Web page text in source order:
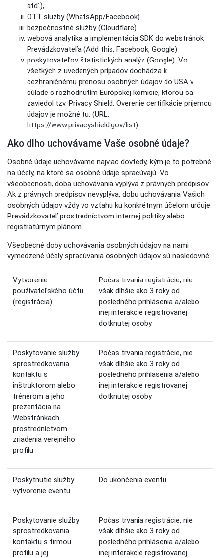
atď.),
OTT služby (WhatsApp/Facebook)
bezpečnostné služby (Cloudflare)
webová analytika a implementácia SDK do webstránok
Prevádzkovateľa (Add this, Facebook, Google)
poskytovateľov štatistických analýz (Google). Vo
všetkých z uvedených prípadov dochádza k
cezhraničnému prenosu osobných údajov do USA v
súlade s rozhodnutím Európskej komisie, ktorou sa
zaviedol tzv. Privacy Shield. Overenie certifikácie príjemcu
údajov je možné tu: (URL:
https://www.privacyshield.gov/list).
Ako dlho uchovávame Vaše osobné údaje?
Osobné údaje uchovávame najviac dovtedy, kým je to potrebné
na účely, na ktoré sa osobné údaje spracúvajú. Vo
všeobecnosti, doba uchovávania vyplýva z právnych predpisov.
Ak z právnych predpisov nevyplýva, dobu uchovávania Vašich
osobných údajov vždy vo vzťahu ku konkrétnym účelom určuje
Prevádzkovateľ prostredníctvom internej politiky alebo
registratúrnym plánom.
Všeobecné doby uchovávania osobných údajov na nami
vymedzené účely spracúvania osobných údajov sú nasledovné:
Vytvorenie
používateľského účtu
(registrácia)
Počas trvania registrácie, nie
však dlhšie ako 3 roky od
posledného prihlásenia a/alebo
inej interakcie registrovanej
dotknutej osoby.
Poskytovanie služby
sprostredkovania
kontaktu s
inštruktorom alebo
trénerom a jeho
prezentácia na
Webstránkach
prostredníctvom
zriadenia verejného
profilu
Počas trvania registrácie, nie
však dlhšie ako 3 roky od
posledného prihlásenia a/alebo
inej interakcie registrovanej
dotknutej osoby.
Poskytnutie služby
vytvorenie eventu
Do ukončenia eventu
Poskytovanie služby
sprostredkovania
kontaktu s firmou
profilu a jej
Počas trvania registrácie, nie
však dlhšie ako 3 roky od
posledného prihlásenia a/alebo
inej interakcie registrovanej